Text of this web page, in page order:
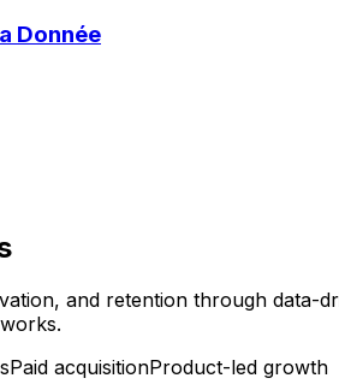
Donnée
and retention through
Paid acquisitionProduct-led growth